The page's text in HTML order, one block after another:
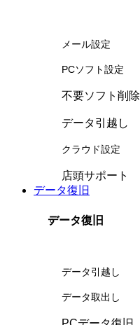
メール設定
PCソフト設定
不要ソフト削除
データ引越し
クラウド設定
店頭サポート
データ復旧
データ復旧
データ引越し
データ取出し